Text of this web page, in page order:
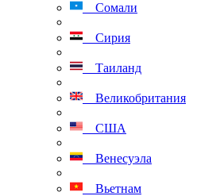
Сомали
Сирия
Таиланд
Великобритания
США
Венесуэла
Вьетнам